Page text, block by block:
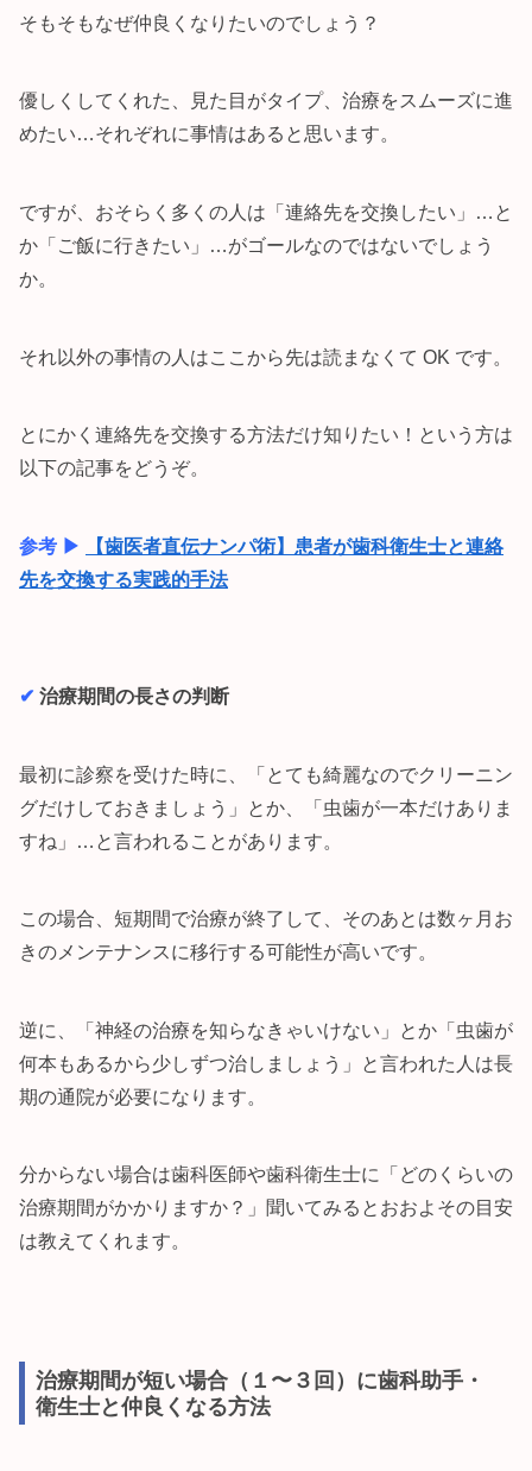
そもそもなぜ仲良くなりたいのでしょう？
優しくしてくれた、見た目がタイプ、治療をスムーズに進
めたい…それぞれに事情はあると思います。
ですが、おそらく多くの人は「連絡先を交換したい」…と
か「ご飯に行きたい」…がゴールなのではないでしょう
か。
それ以外の事情の人はここから先は読まなくて OK です。
とにかく連絡先を交換する方法だけ知りたい！という方は
以下の記事をどうぞ。
参考 ▶︎
【歯医者直伝ナンパ術】患者が歯科衛生士と連絡
先を交換する実践的手法
✔︎ 治療期間の長さの判断
最初に診察を受けた時に、「とても綺麗なのでクリーニン
グだけしておきましょう」とか、「虫歯が一本だけありま
すね」…と言われることがあります。
この場合、短期間で治療が終了して、そのあとは数ヶ月お
きのメンテナンスに移行する可能性が高いです。
逆に、「神経の治療を知らなきゃいけない」とか「虫歯が
何本もあるから少しずつ治しましょう」と言われた人は長
期の通院が必要になります。
分からない場合は歯科医師や歯科衛生士に「どのくらいの
治療期間がかかりますか？」聞いてみるとおおよその目安
は教えてくれます。
治療期間が短い場合（１〜３回）に歯科助手・
衛生士と仲良くなる方法